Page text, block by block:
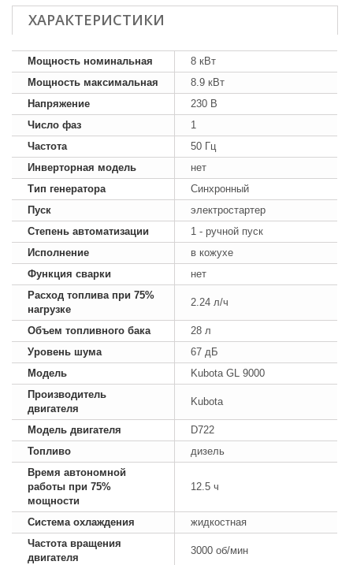
ХАРАКТЕРИСТИКИ
Мощность номинальная
8 кВт
Мощность максимальная
8.9 кВт
Напряжение
230 В
Число фаз
1
Частота
50 Гц
Инверторная модель
нет
Тип генератора
Синхронный
Пуск
электростартер
Степень автоматизации
1 - ручной пуск
Исполнение
в кожухе
Функция сварки
нет
Расход топлива при 75%
нагрузке
2.24 л/ч
Объем топливного бака
28 л
Уровень шума
67 дБ
Модель
Kubota GL 9000
Производитель
двигателя
Kubota
Модель двигателя
D722
Топливо
дизель
Время автономной
работы при 75%
мощности
12.5 ч
Система охлаждения
жидкостная
Частота вращения
двигателя
3000 об/мин